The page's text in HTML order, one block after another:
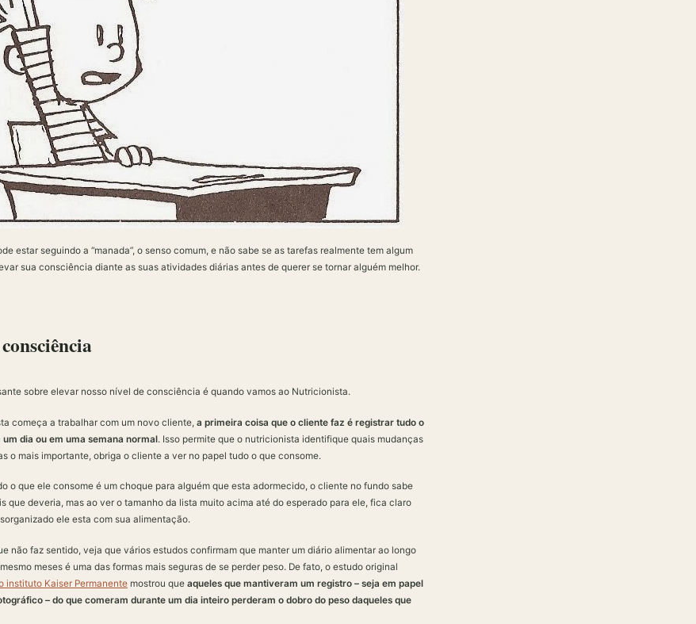
estar seguindo a “manada”, o senso comum, e não sabe se as tarefas realmente tem algum
sua consciência diante as suas atividades diárias antes de querer se tornar alguém melhor.
sobre elevar nosso nível de consciência é quando vamos ao Nutricionista.
começa a trabalhar com um novo cliente, a primeira coisa que o cliente faz é registrar tudo o
dia ou em uma semana normal. Isso permite que o nutricionista identifique quais mudanças
o mais importante, obriga o cliente a ver no papel tudo o que consome.
o que ele consome é um choque para alguém que esta adormecido, o cliente no fundo sabe
que deveria, mas ao ver o tamanho da lista muito acima até do esperado para ele, fica claro
ele esta com sua alimentação.
não faz sentido, veja que vários estudos confirmam que manter um diário alimentar ao longo
meses é uma das formas mais seguras de se perder peso. De fato, o estudo original
instituto Kaiser Permanente mostrou que aqueles que mantiveram um registro – seja em papel
– do que comeram durante um dia inteiro perderam o dobro do peso daqueles que